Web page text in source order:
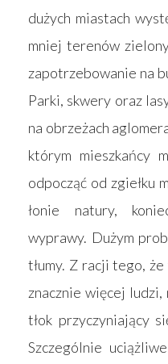
dużych miastach
mniej terenów
zapotrzebowanie na
Parki, skwery oraz
na obrzeżach
którym mieszkańcy
odpocząć od zgiełku
łonie natury,
wyprawy. Dużym
tłumy. Z racji tego,
znacznie więcej
tłok przyczyniający
Szczególnie